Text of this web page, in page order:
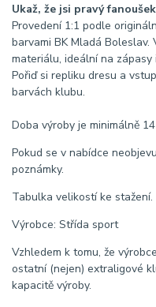
Ukaž, že jsi pravý
Provedení 1:1 podle
barvami BK Mladá
materiálu, ideální na zápasy
Pořiď si repliku dresu a
barvách klubu.
Doba výroby je minimálně
Pokud se v nabídce
poznámky.
Tabulka velikostí ke stažení.
Výrobce: Střída sport
Vzhledem k tomu, že
ostatní (nejen) extraligové
kapacitě výroby.